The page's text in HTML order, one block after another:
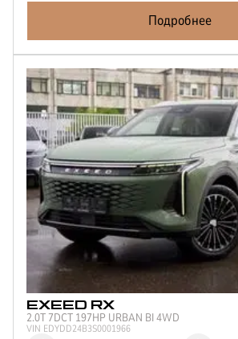
Объем двигателя
150
190
197
249
Цвет
Серый
Черный
Зеленый
Белый
Серебристый
Синий
Подробнее
EXEED RX
2.0T 7DCT 197HP URBAN BI 4WD
VIN EDYDD24B3S0001966